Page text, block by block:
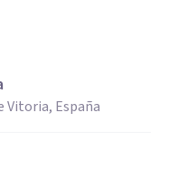
Vitoria, España